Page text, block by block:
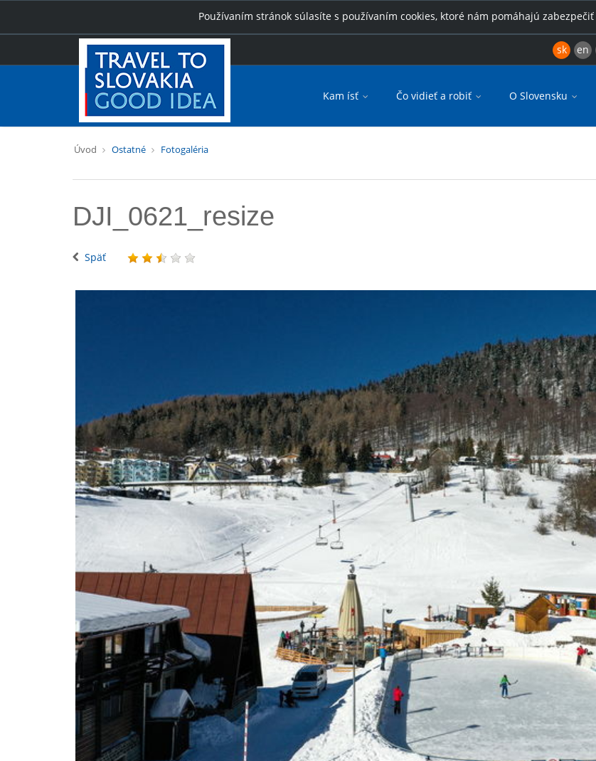
Používaním stránok súlasíte s používaním cookies, ktoré nám pomáhajú
sk en
Kam ísť Čo vidieť a robiť O Slovensku
Úvod Ostatné Fotogaléria
DJI_0621_resize
Späť